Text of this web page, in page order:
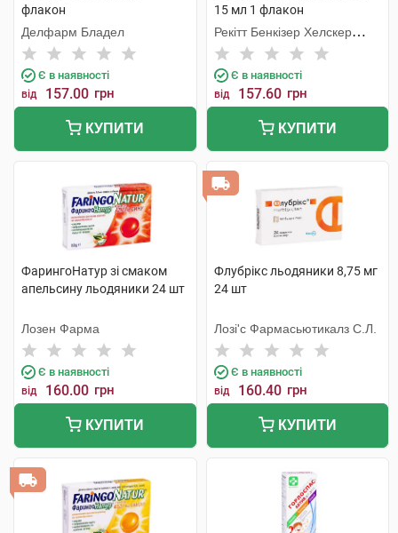
флакон
Делфарм Бладел
Є в наявності
від 157.00 грн
КУПИТИ
15 мл 1 флакон
Рекітт Бенкізер Хелскер
Інтернешнл
Є в наявності
від 157.60 грн
КУПИТИ
ФарингоНатур зі смаком
апельсину льодяники 24 шт
Лозен Фарма
Є в наявності
від 160.00 грн
КУПИТИ
Флубрікс льодяники 8,75 мг
24 шт
Лозі'с Фармасьютикалз С.Л.
Є в наявності
від 160.40 грн
КУПИТИ